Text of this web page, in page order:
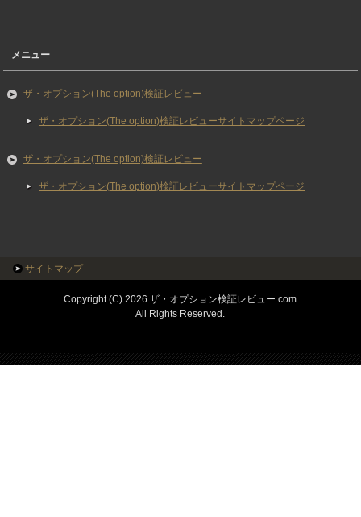
メニュー
ザ・オプション(The option)検証レビュー
ザ・オプション(The option)検証レビューサイトマップページ
ザ・オプション(The option)検証レビュー
ザ・オプション(The option)検証レビューサイトマップページ
サイトマップ
Copyright (C) 2026 ザ・オプション検証レビュー.com
All Rights Reserved.